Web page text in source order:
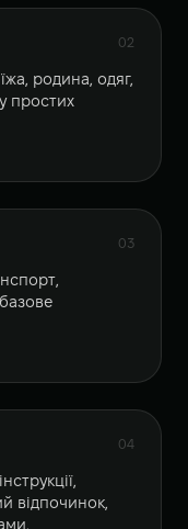
02
родина, одяг,
простих
03
04
відпочинок,